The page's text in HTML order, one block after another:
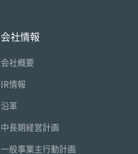
会社情報
会社概要
IR情報
沿革
中長期経営計画
一般事業主行動計画